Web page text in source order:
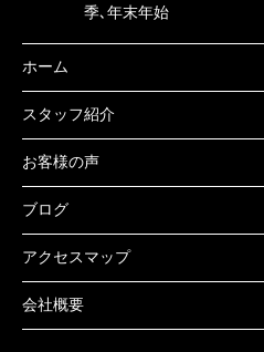
季､年末年始
ホーム
スタッフ紹介
お客様の声
ブログ
アクセスマップ
会社概要